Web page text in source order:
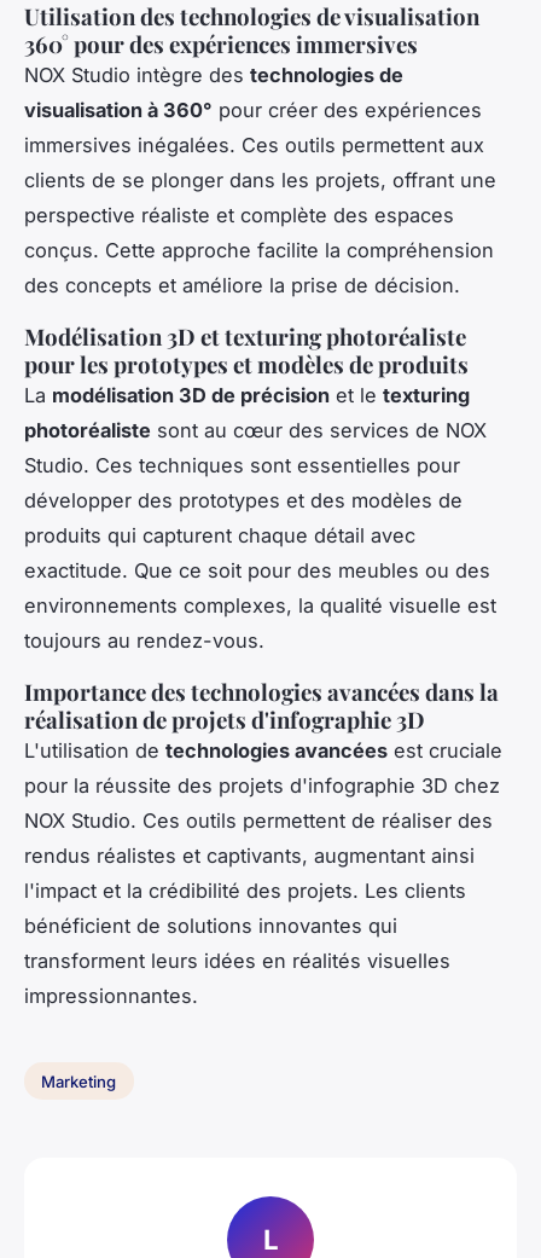
Utilisation des technologies de visualisation
360° pour des expériences immersives
NOX Studio intègre des technologies de
visualisation à 360° pour créer des expériences
immersives inégalées. Ces outils permettent aux
clients de se plonger dans les projets, offrant une
perspective réaliste et complète des espaces
conçus. Cette approche facilite la compréhension
des concepts et améliore la prise de décision.
Modélisation 3D et texturing photoréaliste
pour les prototypes et modèles de produits
La modélisation 3D de précision et le texturing
photoréaliste sont au cœur des services de NOX
Studio. Ces techniques sont essentielles pour
développer des prototypes et des modèles de
produits qui capturent chaque détail avec
exactitude. Que ce soit pour des meubles ou des
environnements complexes, la qualité visuelle est
toujours au rendez-vous.
Importance des technologies avancées dans la
réalisation de projets d'infographie 3D
L'utilisation de technologies avancées est cruciale
pour la réussite des projets d'infographie 3D chez
NOX Studio. Ces outils permettent de réaliser des
rendus réalistes et captivants, augmentant ainsi
l'impact et la crédibilité des projets. Les clients
bénéficient de solutions innovantes qui
transforment leurs idées en réalités visuelles
impressionnantes.
Marketing
L